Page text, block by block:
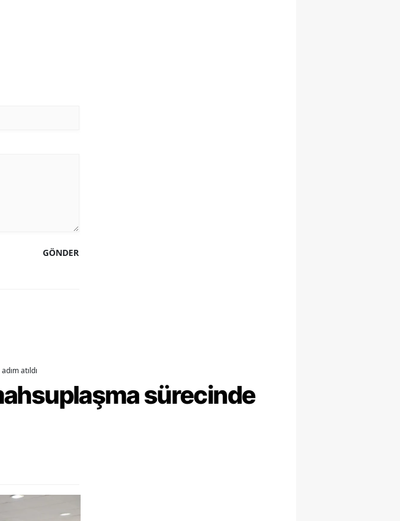
GÖNDER
atıldı
sürecinde